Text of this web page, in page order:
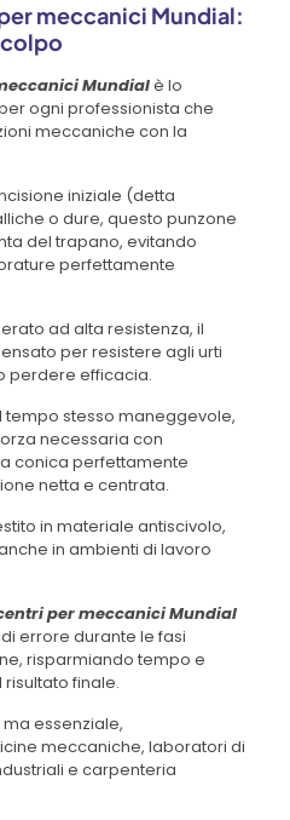
meccanici Mundial:
Mundialè lo
ogni professionista che
meccaniche con la
iniziale (detta
o dure, questo punzone
del trapano, evitando
perfettamente
ad alta resistenza, il
per resistere agli urti
perdere efficacia.
tempo stesso maneggevole,
necessaria con
conica perfettamente
netta e centrata.
in materiale antiscivolo,
in ambienti di lavoro
per meccanici Mundial
errore durante le fasi
risparmiando tempo e
finale.
essenziale,
meccaniche, laboratori di
e carpenteria